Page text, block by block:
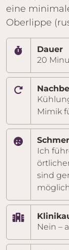
eine
Oberlippe
Dauer
20
Mimik
Ich
sind
Nein –